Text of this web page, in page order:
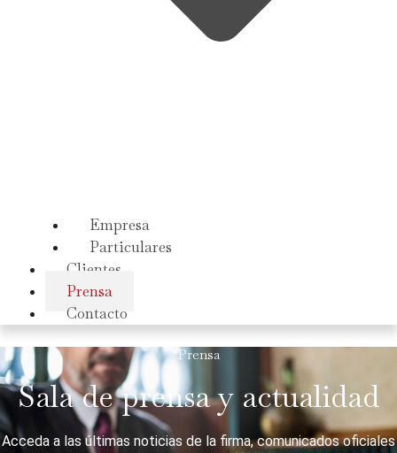
Empresa
Particulares
Clientes
Prensa
Contacto
Prensa
Sala de prensa y actualidad
Acceda a las últimas noticias de la firma, comunicados oficiales